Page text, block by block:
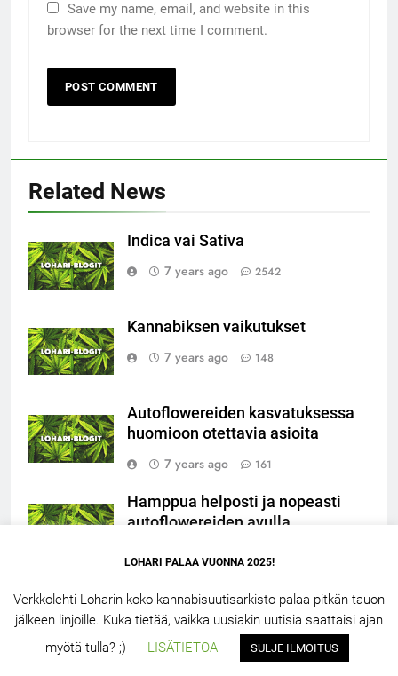
Save my name, email, and website in this
browser for the next time I comment.
Related News
Indica vai Sativa
7 years ago
2542
Kannabiksen vaikutukset
7 years ago
148
Autoflowereiden kasvatuksessa
huomioon otettavia asioita
7 years ago
161
Hamppua helposti ja nopeasti
autoflowereiden avulla
LOHARI.NET 2.5 – 2026. Powered ByBlazeThemes
LOHARI PALAA VUONNA 2025!
Verkkolehti Loharin koko kannabisuutisarkisto palaa pitkän tauon
jälkeen linjoille. Kuka tietää, vaikka uusiakin uutisia saattaisi ajan
myötä tulla? ;)
LISÄTIETOA SULJE ILMOITUS